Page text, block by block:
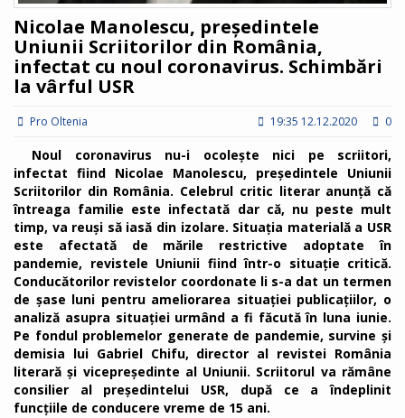
Nicolae Manolescu, președintele
Uniunii Scriitorilor din România,
infectat cu noul coronavirus. Schimbări
la vârful USR
Pro Oltenia 19:35 12.12.2020 0
Noul coronavirus nu-i ocolește nici pe scriitori,
infectat fiind Nicolae Manolescu, președintele Uniunii
Scriitorilor din România. Celebrul critic literar anunță că
întreaga familie este infectată dar că, nu peste mult
timp, va reuși să iasă din izolare. Situația materială a USR
este afectată de mările restrictive adoptate în
pandemie, revistele Uniunii fiind într-o situație critică.
Conducătorilor revistelor coordonate li s-a dat un termen
de șase luni pentru ameliorarea situației publicațiilor, o
analiză asupra situației urmând a fi făcută în luna iunie.
Pe fondul problemelor generate de pandemie, survine și
demisia lui Gabriel Chifu, director al revistei România
literară și vicepreședinte al Uniunii. Scriitorul va rămâne
consilier al președintelui USR, după ce a îndeplinit
funcțiile de conducere vreme de 15 ani.